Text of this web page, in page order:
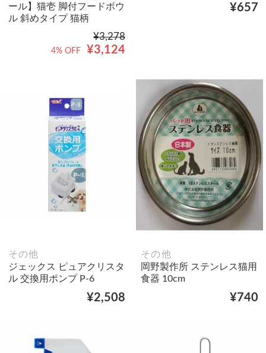
ール】猫壱 脚付フードボウ
ル 斜めタイプ 猫柄
¥3,278
¥3,124
4% OFF
¥657
その他
ジェックス ピュアクリスタ
ル 交換用ポンプ P-6
¥2,508
その他
岡野製作所 ステンレス猫用
食器 10cm
¥740